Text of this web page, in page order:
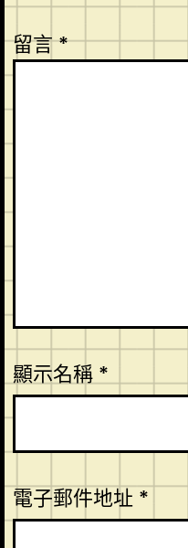
留言*
顯示名稱 *
電子郵件地址 *